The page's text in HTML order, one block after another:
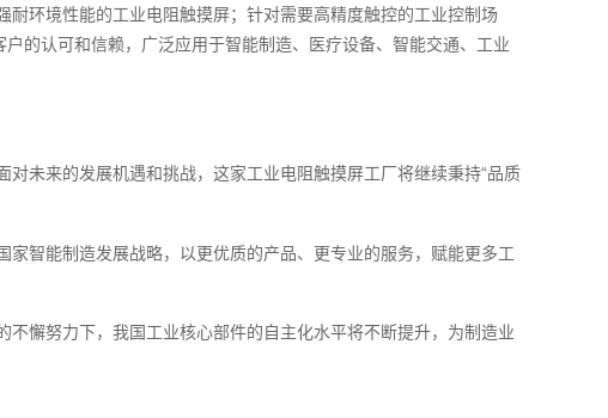
环境性能的工业电阻触摸屏；针对需要高精度触控的工业控制场
的认可和信赖，广泛应用于智能制造、医疗设备、智能交通、工业
未来的发展机遇和挑战，这家工业电阻触摸屏工厂将继续秉持“品质
智能制造发展战略，以更优质的产品、更专业的服务，赋能更多工
懈努力下，我国工业核心部件的自主化水平将不断提升，为制造业